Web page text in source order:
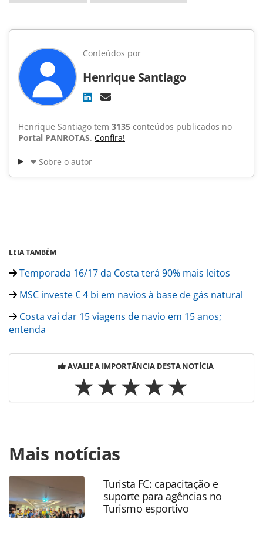
Conteúdos por
Henrique Santiago
Henrique Santiago tem 3135 conteúdos publicados no
Portal PANROTAS. Confira!
Sobre o autor
LEIA TAMBÉM
Temporada 16/17 da Costa terá 90% mais leitos
MSC investe € 4 bi em navios à base de gás natural
Costa vai dar 15 viagens de navio em 15 anos;
entenda
AVALIE A IMPORTÂNCIA DESTA NOTÍCIA
https://www.panrotas.com.br/noticia-
turismo/cruzeiros/2016/05/rene-hermann-assume-
conselho-da-clia-abremar-brasil_125479.html ou as
ferramentas oferecidas na página. Todo o conteúdo
produzido pela PANROTAS Editora é protegido pela
legislação brasileira sobre direito autoral. Não reproduza o
Mais notícias
Turista FC: capacitação e
suporte para agências no
Turismo esportivo